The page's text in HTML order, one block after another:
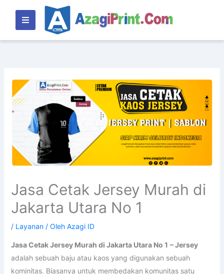
konten
Jasa Cetak Jersey Murah di
Jakarta Utara No 1
/ Layanan/ Oleh Azagi ID
Jasa Cetak Jersey Murah di Jakarta Utara No 1 – Jersey
adalah sebuah baju atau kaos yang digunakan sebuah
kominitas. Biasanya untuk membedakan komunitas satu